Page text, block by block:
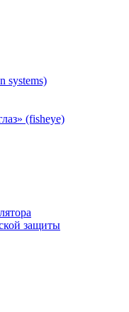
systems)
(fisheye)
защиты